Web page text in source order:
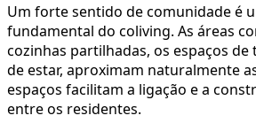
Um forte sentido de comunidade é
fundamental do coliving. As áreas
cozinhas partilhadas, os espaços de
de estar, aproximam naturalmente
espaços facilitam a ligação e a
entre os residentes.